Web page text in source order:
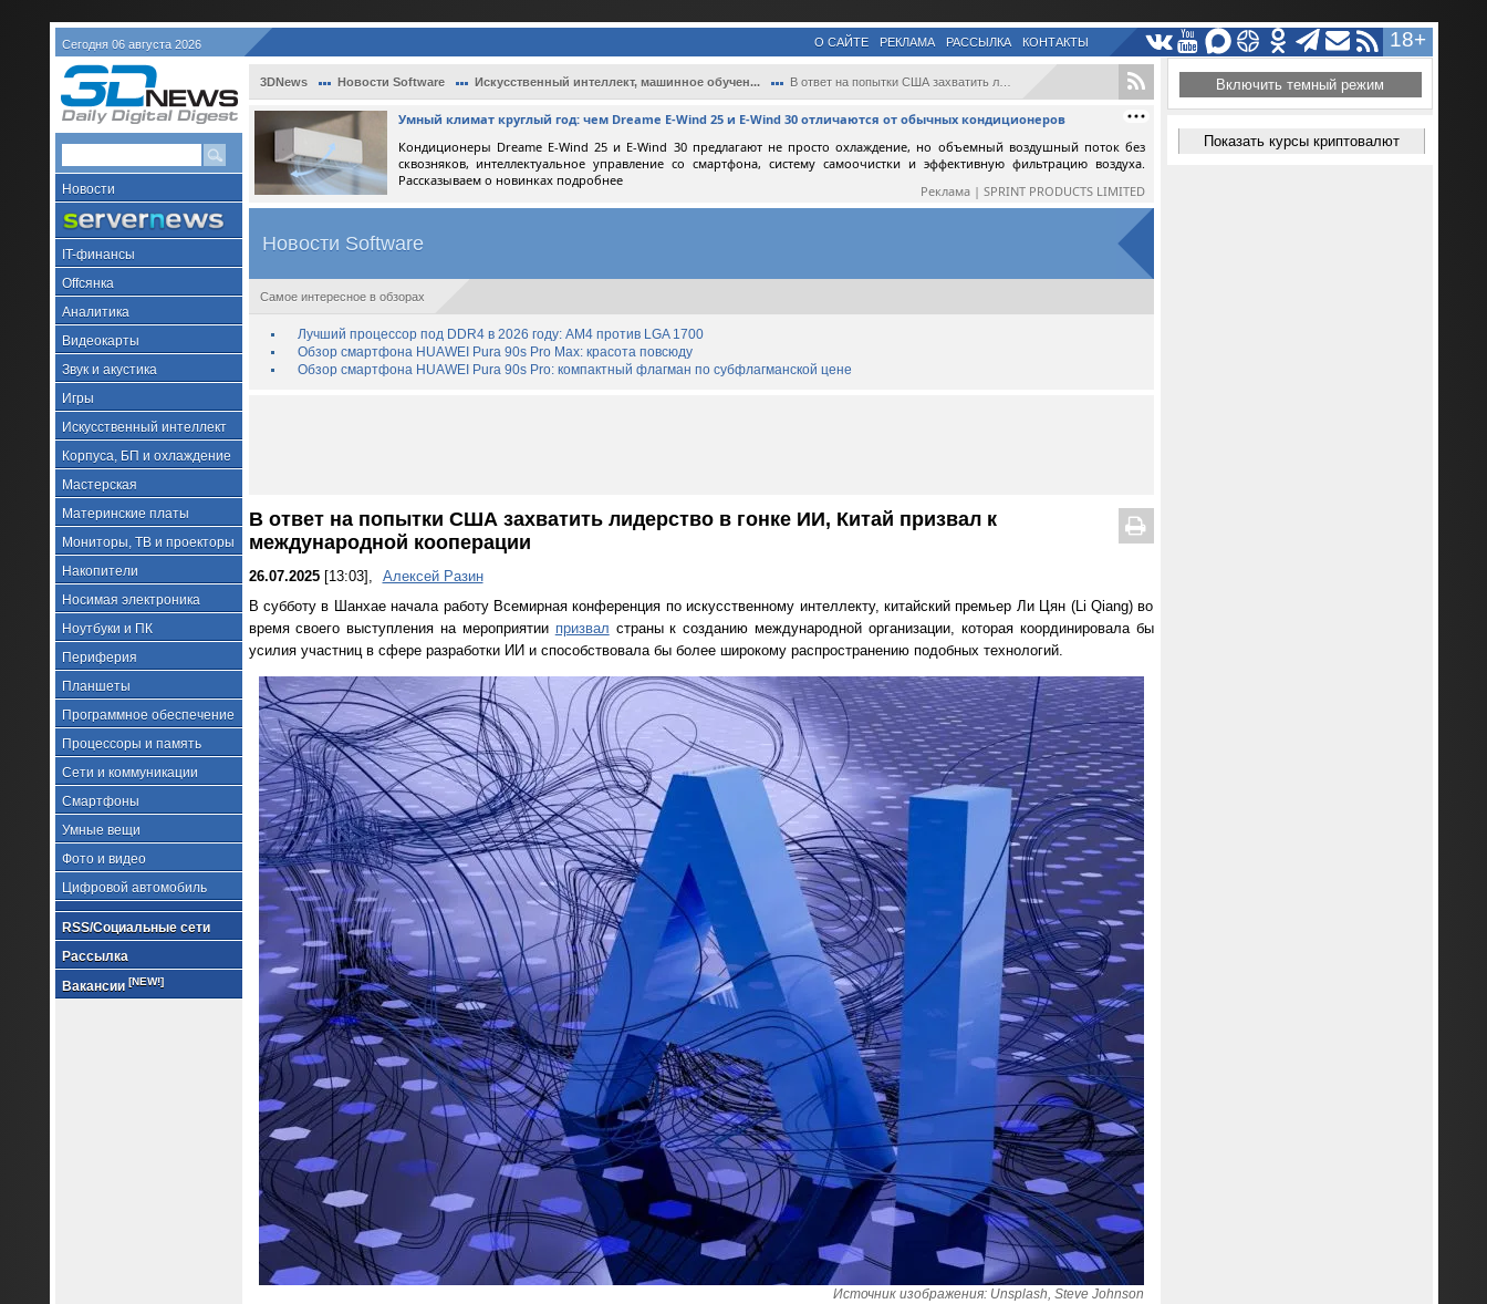
Сегодня 06 августа 2026 18+
О САЙТЕ РЕКЛАМА РАССЫЛКА КОНТАКТЫ
Новости
IT-финансы
Offсянка
Аналитика
Видеокарты
Звук и акустика
Игры
Искусственный интеллект
Корпуса, БП и охлаждение
Мастерская
Материнские платы
Мониторы, ТВ и проекторы
Накопители
Носимая электроника
Ноутбуки и ПК
Периферия
Планшеты
Программное обеспечение
Процессоры и память
Сети и коммуникации
Смартфоны
Умные вещи
Фото и видео
Цифровой автомобиль
RSS/Социальные сети
Рассылка
Вакансии [NEW!]
3DNews Новости Software Искусственный интеллект, машинное обучен... В ответ на попытки США захватить лидерст...
Умный климат круглый год: чем Dreame E-Wind 25 и E-Wind 30 отличаются от обычных кондиционеров
Кондиционеры Dreame E-Wind 25 и E-Wind 30 предлагают не просто охлаждение, но объемный воздушный поток без
сквозняков, интеллектуальное управление со смартфона, систему самоочистки и эффективную фильтрацию воздуха.
Рассказываем о новинках подробнее
Реклама | SPRINT PRODUCTS LIMITED
Новости Software
Самое интересное в обзорах
Лучший процессор под DDR4 в 2026 году: AM4 против LGA 1700
Обзор смартфона HUAWEI Pura 90s Pro Max: красота повсюду
Обзор смартфона HUAWEI Pura 90s Pro: компактный флагман по субфлагманской цене
В ответ на попытки США захватить лидерство в гонке ИИ, Китай призвал к
международной кооперации
26.07.2025[13:03],
Алексей Разин
В субботу в Шанхае начала работу Всемирная конференция по искусственному интеллекту, китайский премьер Ли Цян (Li Qiang) во
время своего выступления на мероприятии призвал страны к созданию международной организации, которая координировала бы
усилия участниц в сфере разработки ИИ и способствовала бы более широкому распространению подобных технологий.
Источник изображения: Unsplash, Steve Johnson
Включить темный режим
Показать курсы криптовалют